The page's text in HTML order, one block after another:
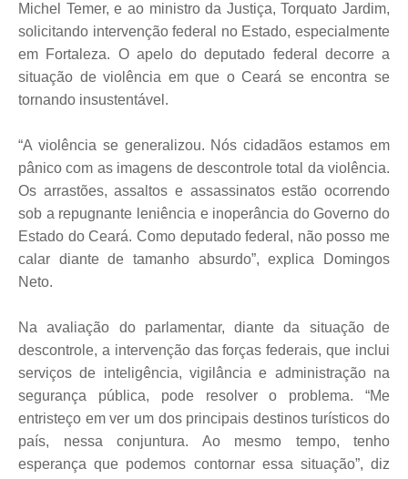
Michel Temer, e ao ministro da Justiça, Torquato Jardim,
solicitando intervenção federal no Estado, especialmente
em Fortaleza. O apelo do deputado federal decorre a
situação de violência em que o Ceará se encontra se
tornando insustentável.
“A violência se generalizou. Nós cidadãos estamos em
pânico com as imagens de descontrole total da violência.
Os arrastões, assaltos e assassinatos estão ocorrendo
sob a repugnante leniência e inoperância do Governo do
Estado do Ceará. Como deputado federal, não posso me
calar diante de tamanho absurdo”, explica Domingos
Neto.
Na avaliação do parlamentar, diante da situação de
descontrole, a intervenção das forças federais, que inclui
serviços de inteligência, vigilância e administração na
segurança pública, pode resolver o problema. “Me
entristeço em ver um dos principais destinos turísticos do
país, nessa conjuntura. Ao mesmo tempo, tenho
esperança que podemos contornar essa situação”, diz